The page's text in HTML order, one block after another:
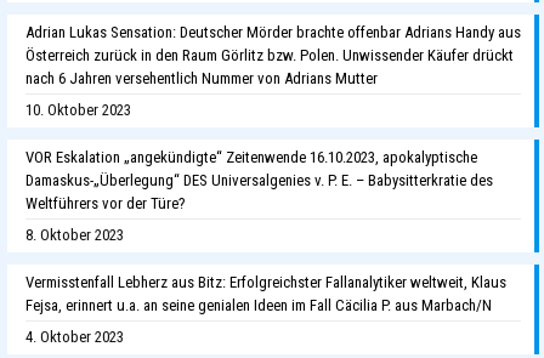
Adrian Lukas Sensation: Deutscher Mörder brachte offenbar Adrians Handy aus
Österreich zurück in den Raum Görlitz bzw. Polen. Unwissender Käufer drückt
nach 6 Jahren versehentlich Nummer von Adrians Mutter
10. Oktober 2023
VOR Eskalation „angekündigte“ Zeitenwende 16.10.2023, apokalyptische
Damaskus-„Überlegung“ DES Universalgenies v. P. E. – Babysitterkratie des
Weltführers vor der Türe?
8. Oktober 2023
Vermisstenfall Lebherz aus Bitz: Erfolgreichster Fallanalytiker weltweit, Klaus
Fejsa, erinnert u.a. an seine genialen Ideen im Fall Cäcilia P. aus Marbach/N
4. Oktober 2023